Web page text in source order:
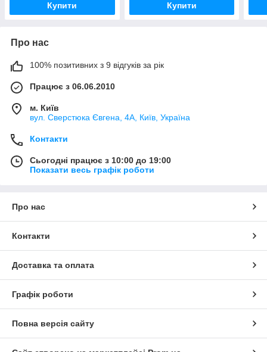
Купити Купити
Про нас
100% позитивних з 9 відгуків за рік
Працює з 06.06.2010
м. Київ
вул. Сверстюка Євгена, 4А, Київ, Україна
Контакти
Сьогодні працює з 10:00 до 19:00
Показати весь графік роботи
Про нас
Контакти
Доставка та оплата
Графік роботи
Повна версія сайту